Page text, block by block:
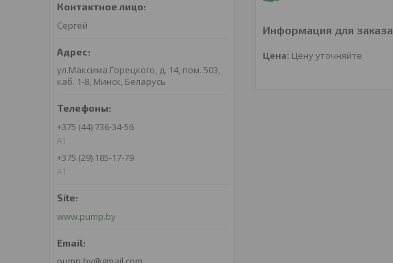
Информация для заказа
Цена: Цену уточняйте
Сергей
ул.Максима Горецкого, д. 14, пом. 503,
каб. 1-8, Минск, Беларусь
+375 (44) 736-34-56
A1
+375 (29) 185-17-79
A1
www.pump.by